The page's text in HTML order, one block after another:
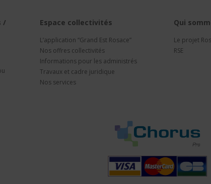
/
Espace collectivités
L’application “Grand Est Rosace”
Nos offres collectivités
Informations pour les administrés
Travaux et cadre juridique
Nos services
Qui
Le projet
RSE